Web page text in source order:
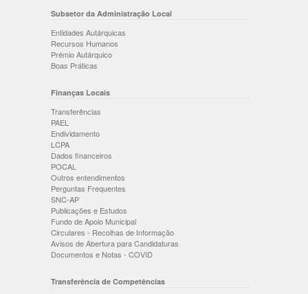
Subsetor da Administração Local
Entidades Autárquicas
Recursos Humanos
Prémio Autárquico
Boas Práticas
Finanças Locais
Transferências
PAEL
Endividamento
LCPA
Dados financeiros
POCAL
Outros entendimentos
Perguntas Frequentes
SNC-AP
Publicações e Estudos
Fundo de Apoio Municipal
Circulares - Recolhas de Informação
Avisos de Abertura para Candidaturas
Documentos e Notas - COVID
Transferência de Competências